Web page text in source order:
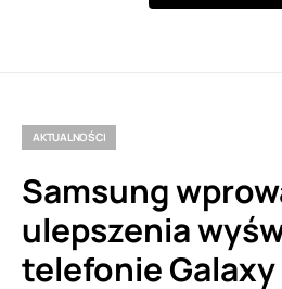
AKTUALNOŚCI
Samsung
ulepszenia
telefonie Galaxy